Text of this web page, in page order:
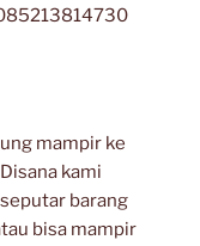
mampir ke
kami
barang
bisa mampir